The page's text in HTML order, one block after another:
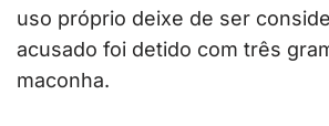
uso próprio deixe de ser
acusado foi detido com três
maconha.